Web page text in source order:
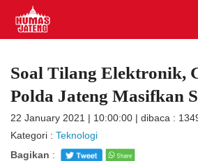
Soal Tilang Elektronik,
Polda Jateng Masifkan
22 January 2021 | 10:00:00 | dibaca :
Kategori : Teknologi
Bagikan :